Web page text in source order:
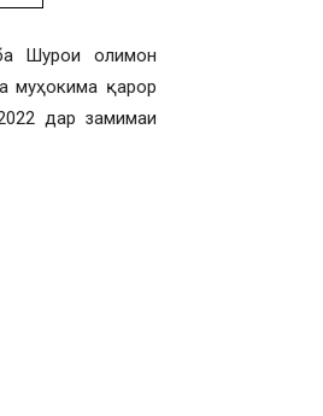
Шурои олимон
муҳокима қарор
дар замимаи